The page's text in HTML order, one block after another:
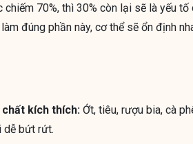
70%, thì 30% còn lại sẽ là yếu
đúng phần này, cơ thể sẽ ổn định
chất kích thích: Ớt, tiêu, rượu bia, cà
dễ bứt rứt.